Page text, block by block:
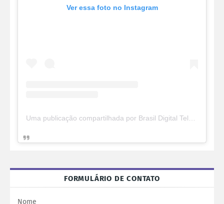
Ver essa foto no Instagram
FORMULÁRIO DE CONTATO
Nome